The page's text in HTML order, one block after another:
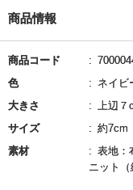
商品情報
商品コード
色
ネイビ
大きさ
上辺
サイズ
約7cm
素材
表地：
ニット（